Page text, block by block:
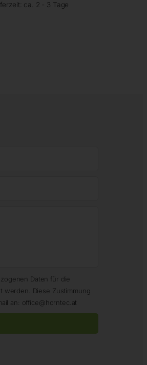
ca. 2 - 3 Tage
Daten für die
werden. Diese Zustimmung
an: office@horntec.at